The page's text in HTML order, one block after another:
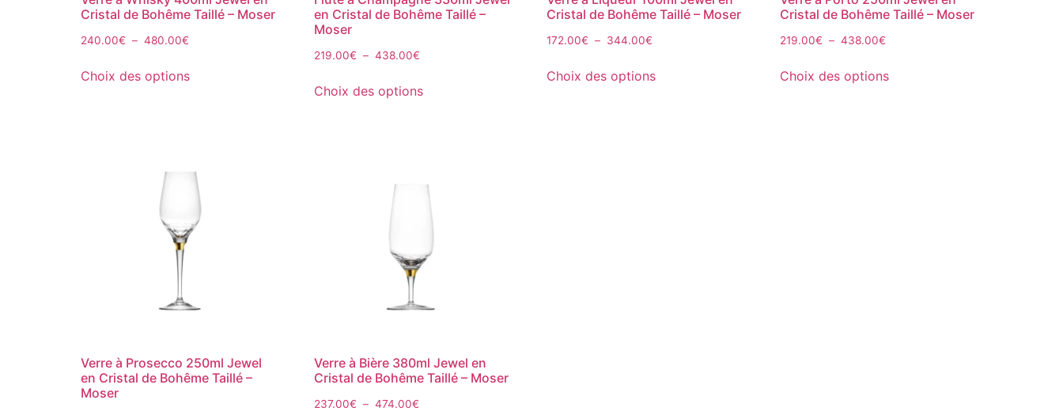
Cristal de Bohême Taillé – Moser
240.00€ – 480.00€
Choix des options
en Cristal de Bohême Taillé –
Moser
219.00€ – 438.00€
Choix des options
Cristal de Bohême Taillé – Moser
172.00€ – 344.00€
Choix des options
Cristal de Bohême Taillé – Moser
219.00€ – 438.00€
Choix des options
Verre à Prosecco 250ml Jewel
en Cristal de Bohême Taillé –
Moser
Verre à Bière 380ml Jewel en
Cristal de Bohême Taillé – Moser
237.00€ – 474.00€